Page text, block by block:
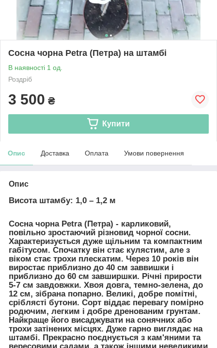
Сосна чорна Petra (Петра) на штамбі
В наявності 1 од.
Роздріб
3 500 ₴
Купити
Опис Доставка Оплата Умови повернення
Опис
Висота штамбу: 1,0 – 1,2 м
Сосна чорна Petra (Петра) - карликовий,
повільно зростаючий різновид чорної сосни.
Характеризується дуже щільним та компактним
габітусом. Спочатку він стає кулястим, але з
віком стає трохи плескатим. Через 10 років він
виростає приблизно до 40 см заввишки і
приблизно до 60 см завширшки. Річні прирости
5-7 см завдовжки. Хвоя довга, темно-зелена, до
12 см, зібрана попарно. Великі, добре помітні,
сріблясті бутони. Сорт віддає перевагу помірно
родючим, легким і добре дренованим грунтам.
Найкраще його висаджувати на сонячних або
трохи затінених місцях. Дуже гарно виглядає на
штамбі. Прекрасно поєднується з кам'яними та
вересовими садами, а також іншими невеликими